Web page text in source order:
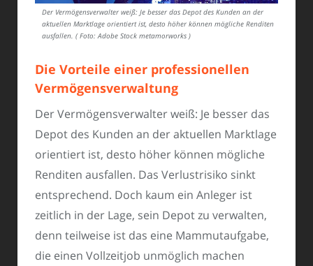
Der Vermögensverwalter weiß: Je besser das Depot des Kunden an der
aktuellen Marktlage orientiert ist, desto höher können mögliche Renditen
ausfallen. ( Foto: Adobe Stock metamorworks )
Die Vorteile einer professionellen
Vermögensverwaltung
Der Vermögensverwalter weiß: Je besser das
Depot des Kunden an der aktuellen Marktlage
orientiert ist, desto höher können mögliche
Renditen ausfallen. Das Verlustrisiko sinkt
entsprechend. Doch kaum ein Anleger ist
zeitlich in der Lage, sein Depot zu verwalten,
denn teilweise ist das eine Mammutaufgabe,
die einen Vollzeitjob unmöglich machen